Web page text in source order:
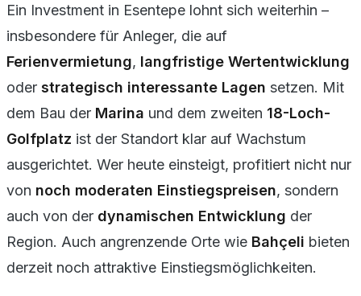
Ein Investment in Esentepe lohnt sich weiterhin –
insbesondere für Anleger, die auf
Ferienvermietung, langfristige Wertentwicklung
oder strategisch interessante Lagen setzen. Mit
dem Bau der Marina und dem zweiten 18-Loch-
Golfplatz ist der Standort klar auf Wachstum
ausgerichtet. Wer heute einsteigt, profitiert nicht nur
von noch moderaten Einstiegspreisen, sondern
auch von der dynamischen Entwicklung der
Region. Auch angrenzende Orte wie Bahçeli bieten
derzeit noch attraktive Einstiegsmöglichkeiten.